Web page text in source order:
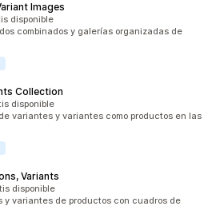
Images
disponible
combinados y galerías organizadas de
Collection
disponible
variantes y variantes como productos en las
Variants
disponible
y variantes de productos con cuadros de